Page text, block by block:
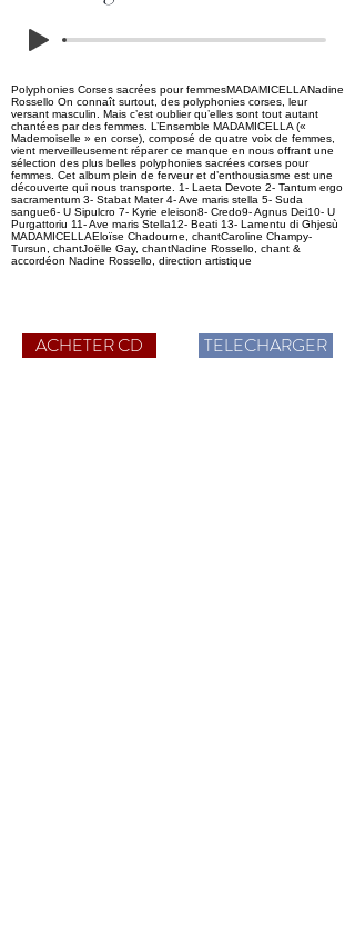
Polyphonies Corses sacrées pour femmesMADAMICELLANadine
Rossello On connaît surtout, des polyphonies corses, leur
versant masculin. Mais c’est oublier qu’elles sont tout autant
chantées par des femmes. L’Ensemble MADAMICELLA («
Mademoiselle » en corse), composé de quatre voix de femmes,
vient merveilleusement réparer ce manque en nous offrant une
sélection des plus belles polyphonies sacrées corses pour
femmes. Cet album plein de ferveur et d’enthousiasme est une
découverte qui nous transporte. 1- Laeta Devote 2- Tantum ergo
sacramentum 3- Stabat Mater 4- Ave maris stella 5- Suda
sangue6- U Sipulcro 7- Kyrie eleison8- Credo9- Agnus Dei10- U
Purgattoriu 11- Ave maris Stella12- Beati 13- Lamentu di Ghjesù
MADAMICELLAEloïse Chadourne, chantCaroline Champy-
Tursun, chantJoëlle Gay, chantNadine Rossello, chant &
accordéon Nadine Rossello, direction artistique
ACHETER CD TELECHARGER